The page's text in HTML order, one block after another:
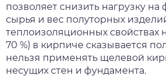
позволяет снизить нагрузку на
сырья и вес полуторных
теплоизоляционных свойствах
70 %) в кирпиче сказывается
нельзя применять щелевой
несущих стен и фундамента.